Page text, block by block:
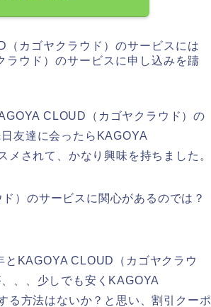
カゴヤクラウド）のサービスには
ウド）のサービスに申し込みを躊
CLOUD（カゴヤクラウド）の
友達に会ったらKAGOYA
されて、かなり興味を持ちました。
）のサービスに関心があるのでは？
KAGOYA CLOUD（カゴヤクラウ
、、少しでも安くKAGOYA
る方法はないか？と思い、割引クーポ